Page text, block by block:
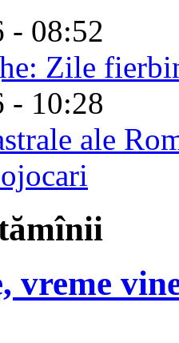
- 08:52
Zile
- 10:28
ale
vreme